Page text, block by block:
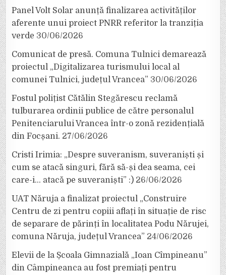
Panel Volt Solar anunță finalizarea activităților
aferente unui proiect PNRR referitor la tranziția
verde 30/06/2026
Comunicat de presă. Comuna Tulnici demarează
proiectul „Digitalizarea turismului local al
comunei Tulnici, județul Vrancea” 30/06/2026
Fostul polițist Cătălin Stegărescu reclamă
tulburarea ordinii publice de către personalul
Penitenciarului Vrancea într-o zonă rezidențială
din Focșani. 27/06/2026
Cristi Irimia: „Despre suveranism, suveraniști și
cum se atacă singuri, fără să-și dea seama, cei
care-i… atacă pe suveraniști” :) 26/06/2026
UAT Năruja a finalizat proiectul „Construire
Centru de zi pentru copiii aflați în situație de risc
de separare de părinți în localitatea Podu Nărujei,
comuna Năruja, județul Vrancea” 24/06/2026
Elevii de la Școala Gimnazială „Ioan Cîmpineanu”
din Câmpineanca au fost premiați pentru